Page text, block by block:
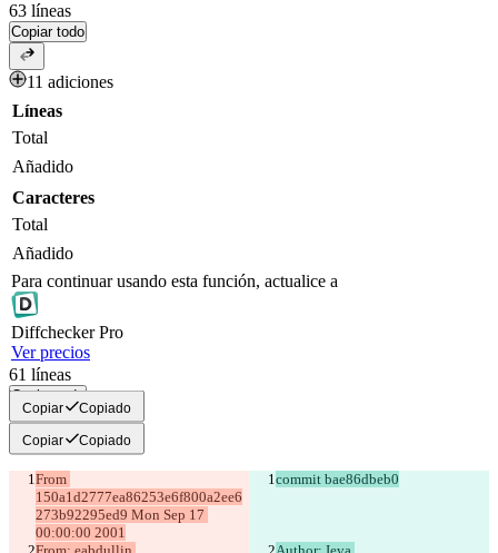
63 líneas
Copiar todo
11 adiciones
Líneas
Total
Añadido
Caracteres
Total
Añadido
Para continuar usando esta función, actualice a
DiffcheckerPro
Ver precios
61 líneas
Copiar todo
Copiar Copiado
Copiar Copiado
From
150a1d2777ea86253e6f800a2ee6
273b92295ed9 Mon Sep 17
00:00:00 2001
commit bae86dbeb0